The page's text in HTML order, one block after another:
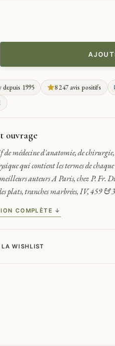
1995 8 247 avis positifs
ouvrage
médecine d'anatomie, de
qui contient les termes de
auteurs A Paris, chez P. Fr.
plats, tranches marbrées, IV, 459 &
COMPLÈTE ↓
WISHLIST